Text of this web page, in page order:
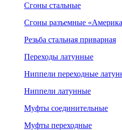
Сгоны стальные
Сгоны разъемные
Резьба стальная приварная
Переходы латунные
Ниппели переходные
Ниппели латунные
Муфты соединительные
Муфты переходные